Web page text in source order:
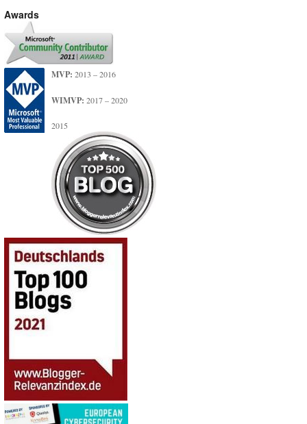
Awards
MVP: 2013 – 2016
WIMVP: 2017 – 2020
2015